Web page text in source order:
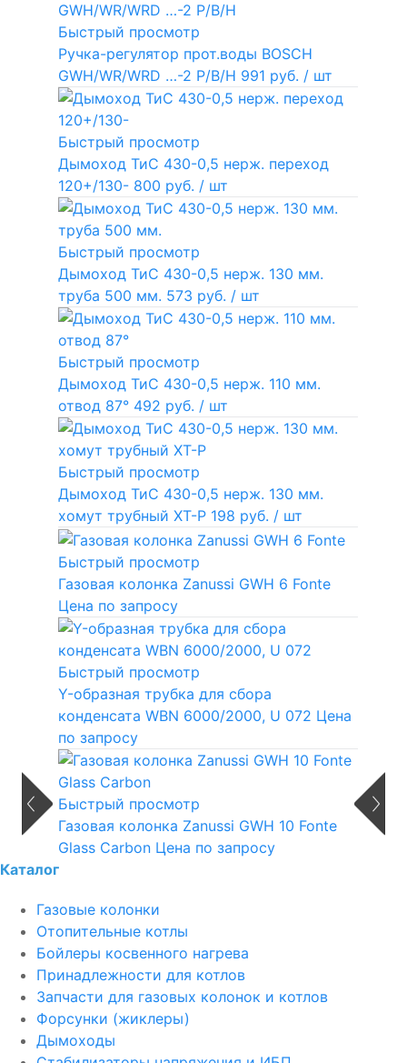
Быстрый просмотр
Ручка-регулятор прот.воды BOSCH
GWH/WR/WRD …-2 P/B/H 991 руб. / шт
Быстрый просмотр
Дымоход ТиС 430-0,5 нерж. переход
120+/130- 800 руб. / шт
Быстрый просмотр
Дымоход ТиС 430-0,5 нерж. 130 мм.
труба 500 мм. 573 руб. / шт
Быстрый просмотр
Дымоход ТиС 430-0,5 нерж. 110 мм.
отвод 87° 492 руб. / шт
Быстрый просмотр
Дымоход ТиС 430-0,5 нерж. 130 мм.
хомут трубный ХТ-Р 198 руб. / шт
Быстрый просмотр
Газовая колонка Zanussi GWH 6 Fonte
Цена по запросу
Быстрый просмотр
Y-образная трубка для сбора
конденсата WBN 6000/2000, U 072 Цена
по запросу
Быстрый просмотр
Газовая колонка Zanussi GWH 10 Fonte
Glass Carbon Цена по запросу
Каталог
Газовые колонки
Отопительные котлы
Бойлеры косвенного нагрева
Принадлежности для котлов
Запчасти для газовых колонок и котлов
Форсунки (жиклеры)
Дымоходы